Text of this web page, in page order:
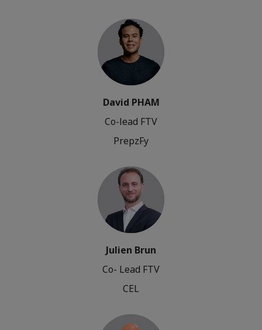
David PHAM
Co-lead FTV
PrepzFy
Julien Brun
Co- Lead FTV
CEL